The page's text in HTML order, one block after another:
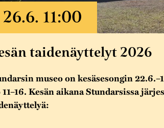
taidenäyttelyt 2026
museo on kesäsesongin
Kesän aikana Stundarsissa